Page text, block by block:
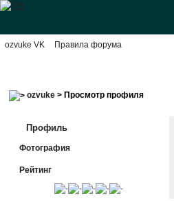
ozvuke VK Правила форума
ozvuke > Просмотр профиля
Профиль
Фотография
Рейтинг